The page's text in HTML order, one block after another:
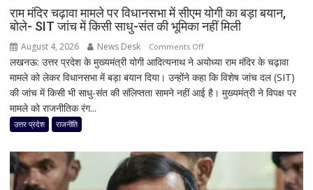
देशभर
का
राम मंदिर चढ़ावा मामले पर विधानसभा में सीएम योगी का बड़ा बयान,
बोले- SIT जांच में किसी साधु-संत की भूमिका नहीं मिली
August 4, 2026 News Desk Comments Offon
राम
मंदिर
चढ़ावा
में
सीएम
योगी
लखनऊ: उत्तर प्रदेश के मुख्यमंत्री योगी आदित्यनाथ ने अयोध्या राम मंदिर के चढ़ावा
मामले को लेकर विधानसभा में बड़ा बयान दिया। उन्होंने कहा कि विशेष जांच दल (SIT)
की जांच में किसी भी साधु-संत की संलिप्तता सामने नहीं आई है। मुख्यमंत्री ने विपक्ष पर
मामले को राजनीतिक रंग...
उत्तर प्रदेश राजनीति